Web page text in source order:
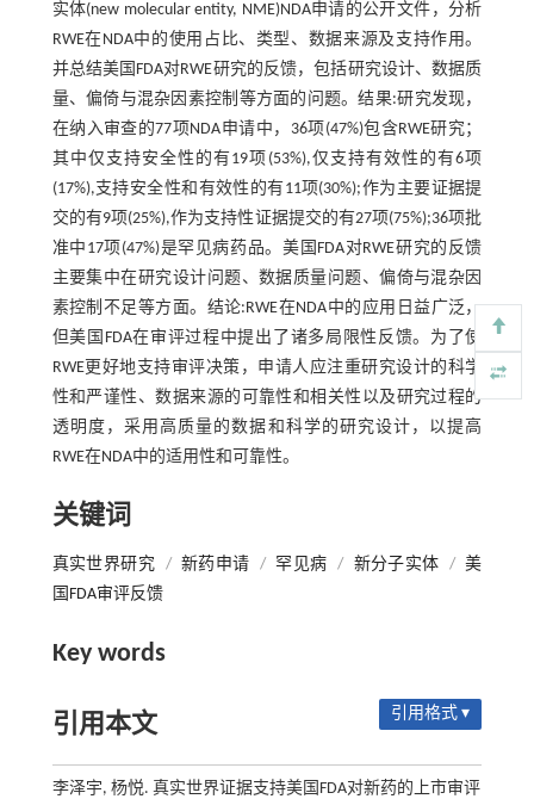
实体(new molecular entity, NME)NDA申请的公开文件，分析
RWE在NDA中的使用占比、类型、数据来源及支持作用。
并总结美国FDA对RWE研究的反馈，包括研究设计、数据质
量、偏倚与混杂因素控制等方面的问题。结果:研究发现，
在纳入审查的77项NDA申请中，36项(47%)包含RWE研究；
其中仅支持安全性的有19项(53%),仅支持有效性的有6项
(17%),支持安全性和有效性的有11项(30%);作为主要证据提
交的有9项(25%),作为支持性证据提交的有27项(75%);36项批
准中17项(47%)是罕见病药品。美国FDA对RWE研究的反馈
主要集中在研究设计问题、数据质量问题、偏倚与混杂因
素控制不足等方面。结论:RWE在NDA中的应用日益广泛，
但美国FDA在审评过程中提出了诸多局限性反馈。为了使
RWE更好地支持审评决策，申请人应注重研究设计的科学
性和严谨性、数据来源的可靠性和相关性以及研究过程的
透明度，采用高质量的数据和科学的研究设计，以提高
RWE在NDA中的适用性和可靠性。
关键词
真实世界研究 / 新药申请 / 罕见病 / 新分子实体 / 美
国FDA审评反馈
Key words
引用本文 引用格式 ▾
李泽宇, 杨悦. 真实世界证据支持美国FDA对新药的上市审评